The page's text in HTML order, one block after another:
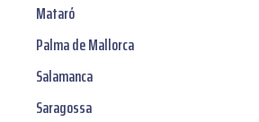
Mataró
Palma de Mallorca
Salamanca
Saragossa